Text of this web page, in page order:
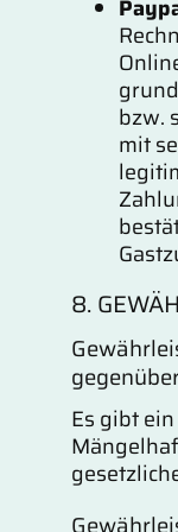
bzw.
mit
8.
Es gibt